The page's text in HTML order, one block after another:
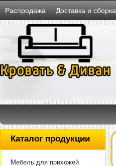
Распродажа Доставка и сборка
Каталог продукции
Мебель для прихожей